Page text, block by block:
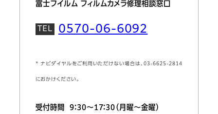
富士フイルム フィルムカメラ修理相談窓口
0570-06-6092
* ナビダイヤルをご利用いただけない場合は、03-6625-2814
におかけください。
受付時間 9：30～17：30（月曜～金曜）